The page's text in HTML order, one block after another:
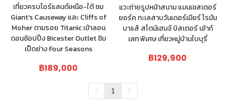
เที่ยวครบไอร์แลนด์เหนือ-ใต้ ชม
Giant’s Causeway และ Cliffs of
Moher ตามรอย Titanic เข้าลอน
ดอนช้อปปิ้ง Bicester Outlet ชิม
เป็ดย่าง Four Seasons
฿189,000
แวะถ่ายรูปหน้าสนาม แมนเชสเตอร์
ยอร์ค ทะเลสาบวันเดอร์เมียร์ โรมัน
บาธส์ สโตน์เฮนจ์ บิสเตอร์ เอ้าท์
เลท พิเศษ เที่ยวหมู่บ้านไบบุรี่
฿129,900
1